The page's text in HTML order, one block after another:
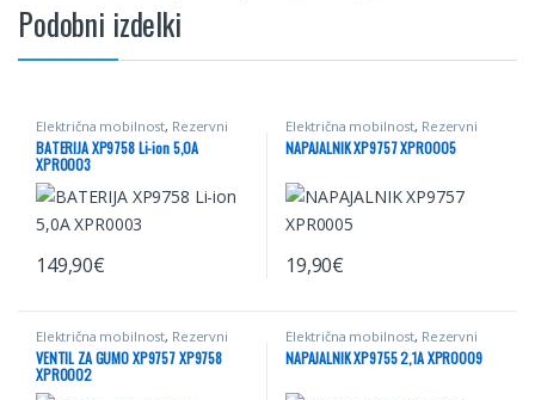
Podobni izdelki
Električna mobilnost, Rezervni
deli za el. skiroje, Rezervni deli za
električne skiroje
BATERIJA XP9758 Li-ion 5,0A
XPR0003
149,90€
Električna mobilnost, Rezervni
deli za el. skiroje,Rezervni deli za
električne skiroje
NAPAJALNIK XP9757 XPR0005
19,90€
Električna mobilnost, Rezervni
deli za el. skiroje,Rezervni deli za
električne skiroje
VENTIL ZA GUMO XP9757 XP9758
XPR0002
Električna mobilnost, Rezervni
deli za el. skiroje, Rezervni deli za
električne skiroje
NAPAJALNIK XP9755 2,1A XPR0009